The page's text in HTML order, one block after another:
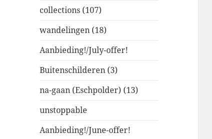
collections (107)
wandelingen (18)
Aanbieding!/July-offer!
Buitenschilderen (3)
na-gaan (Eschpolder) (13)
unstoppable
Aanbieding!/June-offer!